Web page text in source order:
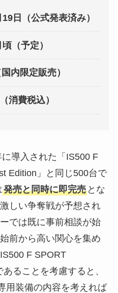
日（公式発表済み）
（予定）
内限定販売）
消費税込）
導入された「IS500 F
Edition」と同じ500台で
発売と同時に即完売とな
しい争奪戦が予想され
では既に事前相談が始
前から高い関心を集め
F SPORT
ることを考慮すると、
用装備の内容を考えれば